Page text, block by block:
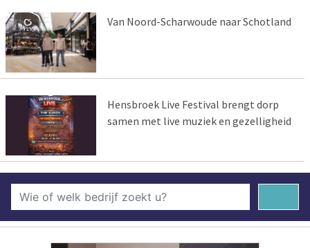
Van Noord-Scharwoude naar Schotland
Hensbroek Live Festival brengt dorp
samen met live muziek en gezelligheid